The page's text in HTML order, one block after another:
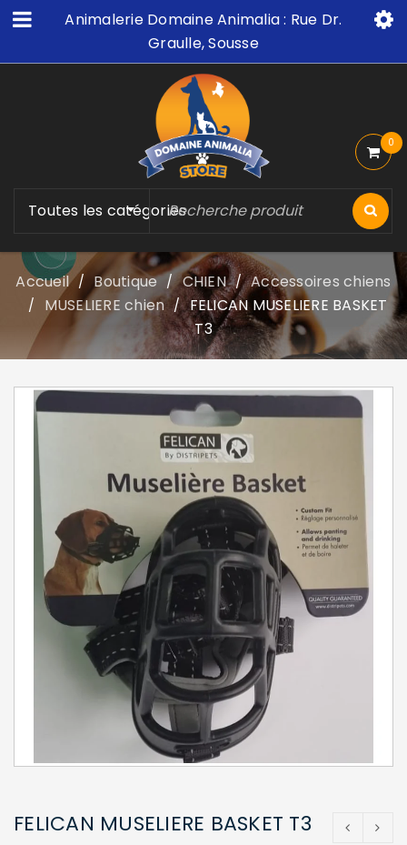
Animalerie Domaine Animalia : Rue Dr.
Graulle, Sousse
Toutes les catégories
0
Accueil / Boutique / CHIEN / Accessoires chiens
/ MUSELIERE chien / FELICAN MUSELIERE BASKET
T3
FELICAN MUSELIERE BASKET T3